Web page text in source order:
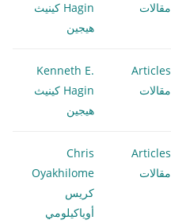
مقالات
Hagin كينيث
هيجين
Articles
مقالات
Kenneth E.
Hagin كينيث
هيجين
Articles
مقالات
Chris
Oyakhilome
كريس
أوياكيلومي